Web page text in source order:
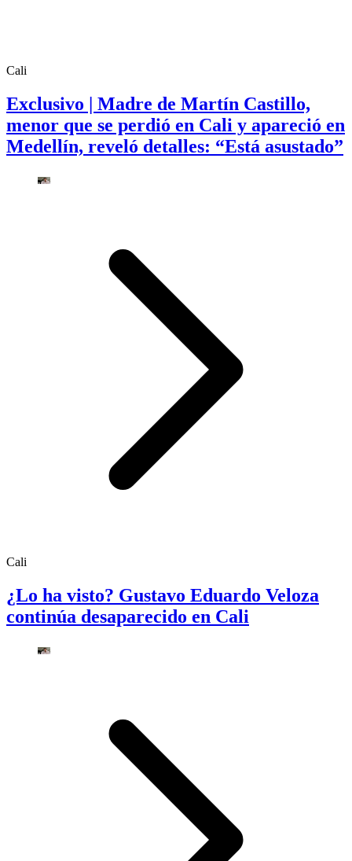
Cali
Exclusivo | Madre de Martín Castillo,
menor que se perdió en Cali y apareció en
Medellín, reveló detalles: “Está asustado”
Cali
¿Lo ha visto? Gustavo Eduardo Veloza
continúa desaparecido en Cali